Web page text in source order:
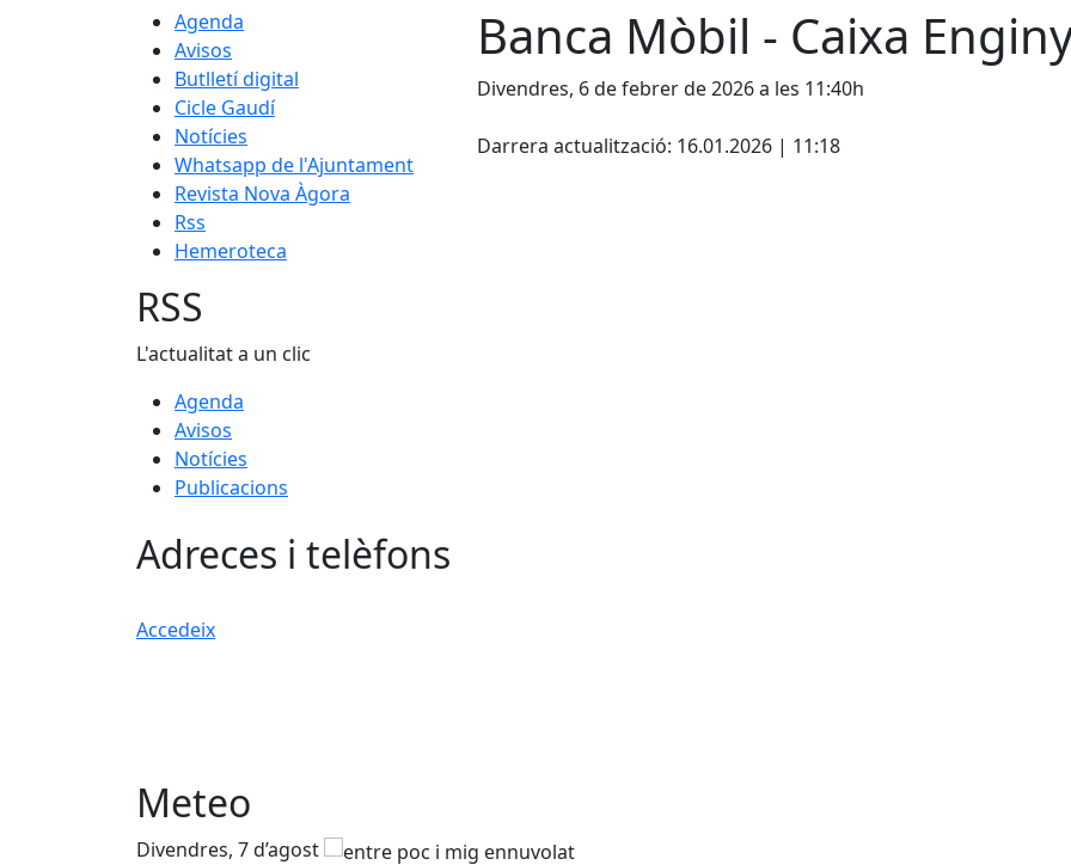
Agenda
Avisos
Butlletí digital
Cicle Gaudí
Notícies
Whatsapp de l'Ajuntament
Revista Nova Àgora
Rss
Hemeroteca
Banca Mòbil - Caixa
Divendres, 6 de febrer de 2026 a les 11:40h
Darrera actualització: 16.01.2026 | 11:18
RSS
L'actualitat a un clic
Agenda
Avisos
Notícies
Publicacions
Adreces i telèfons
Accedeix
Meteo
Divendres, 7 d’agost